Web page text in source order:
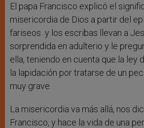
El papa Francisco explicó el
misericordia de Dios a partir del
fariseos y los escribas llevan a
sorprendida en adulterio y le
ella, teniendo en cuenta que la ley
la lapidación por tratarse de un
muy grave.
La misericordia va más allá, nos
Francisco, y hace la vida de una